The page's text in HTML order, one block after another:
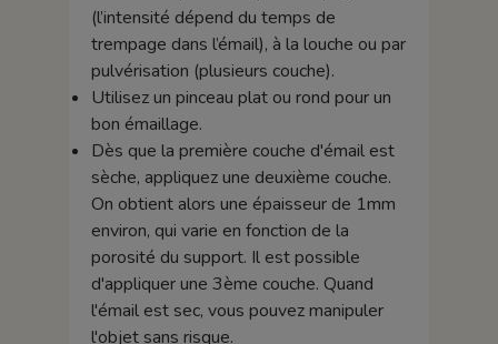
(l’intensité dépend du temps de
trempage dans l’émail), à la louche ou par
pulvérisation (plusieurs couche).
Utilisez un pinceau plat ou rond pour un
bon émaillage.
Dès que la première couche d'émail est
sèche, appliquez une deuxième couche.
On obtient alors une épaisseur de 1mm
environ, qui varie en fonction de la
porosité du support. Il est possible
d'appliquer une 3ème couche. Quand
l'émail est sec, vous pouvez manipuler
l'objet sans risque.